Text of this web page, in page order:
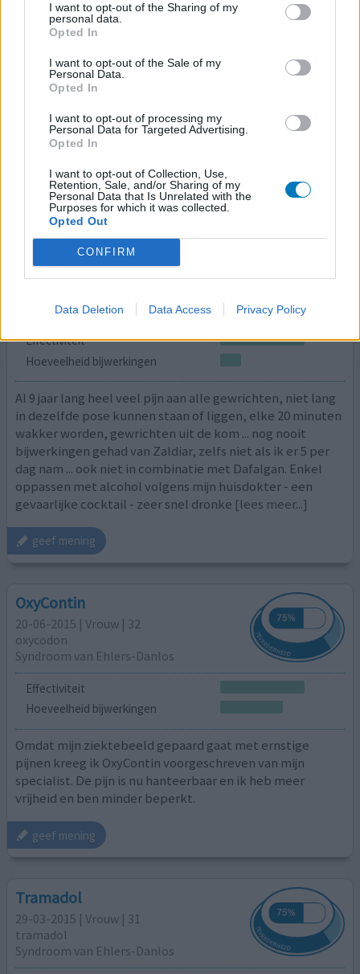
I want to opt-out of the Sharing of my
personal data.
Opted In
I want to opt-out of the Sale of my
Personal Data.
Opted In
I want to opt-out of processing my
Personal Data for Targeted Advertising.
Opted In
I want to opt-out of Collection, Use,
Retention, Sale, and/or Sharing of my
Personal Data that Is Unrelated with the
Purposes for which it was collected.
Opted Out
CONFIRM
Data Deletion Data Access Privacy Policy
Pantoprazol
03-11-2015 | Vrouw | 45
Syndroom van Ehlers-Danlos
Effectiviteit
Hoeveelheid bijwerkingen
geef mening
31-08-2015 | Vrouw | 52
Syndroom van Ehlers-Danlos
Effectiviteit
Hoeveelheid bijwerkingen
Al 9 jaar lang heel veel pijn aan alle gewrichten, niet lang
in dezelfde pose kunnen staan of liggen, elke 20 minuten
wakker worden, gewrichten uit de kom ... nog nooit
bijwerkingen gehad van Zaldiar, zelfs niet als ik er 5 per
dag nam ... ook niet in combinatie met Dafalgan. Enkel
oppassen met alcohol volgens mijn huisdokter - een
gevaarlijke cocktail - zeer snel dronke [lees meer...]
geef mening
OxyContin
20-06-2015 | Vrouw | 32
oxycodon
Syndroom van Ehlers-Danlos
Effectiviteit
Hoeveelheid bijwerkingen
Omdat mijn ziektebeeld gepaard gaat met ernstige
pijnen kreeg ik OxyContin voorgeschreven van mijn
specialist. De pijn is nu hanteerbaar en ik heb meer
vrijheid en ben minder beperkt.
geef mening
Tramadol
29-03-2015 | Vrouw | 31
tramadol
Syndroom van Ehlers-Danlos